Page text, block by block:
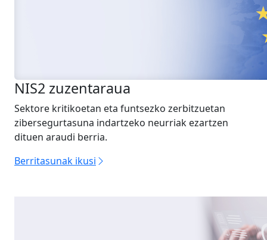
NIS2 zuzentaraua
Sektore kritikoetan eta funtsezko zerbitzuetan
zibersegurtasuna indartzeko neurriak ezartzen
dituen araudi berria.
Berritasunak ikusi